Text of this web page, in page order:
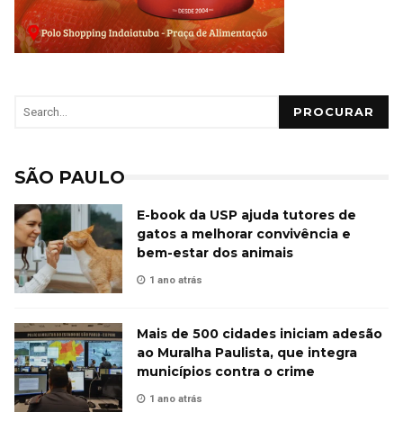
PROCURAR
SÃO PAULO
E-book da USP ajuda tutores de
gatos a melhorar convivência e
bem-estar dos animais
1 ano atrás
Mais de 500 cidades iniciam adesão
ao Muralha Paulista, que integra
municípios contra o crime
1 ano atrás